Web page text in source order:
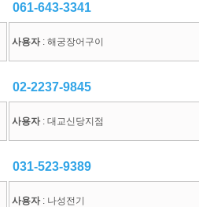
061-643-3341
사용자: 해궁장어구이
02-2237-9845
사용자: 대교신당지점
031-523-9389
사용자: 나성전기